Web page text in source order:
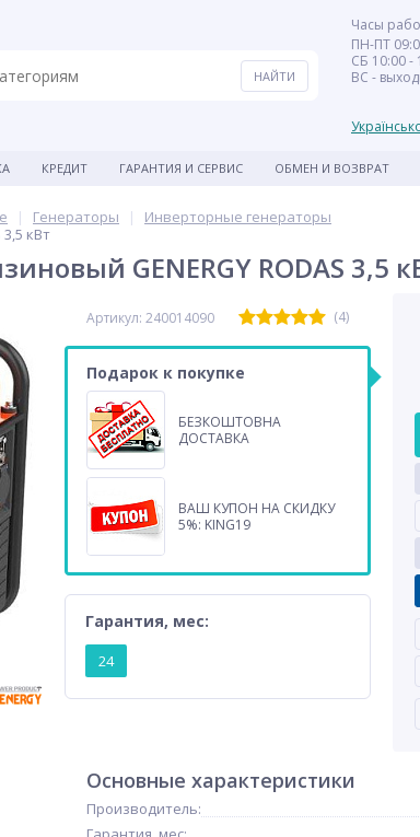
Часы
ПН-ПТ
СБ 10:00 -
ВС -
КРЕДИТ ГАРАНТИЯ И СЕРВИС ОБМЕН И ВОЗВРАТ
Генераторы
Инверторные генераторы
кВт
GENERGY RODAS 3,5
Артикул: 240014090 (4)
Подарок к покупке
БЕЗКОШТОВНА
ДОСТАВКА
ВАШ КУПОН НА СКИДКУ
5%: KING19
Гарантия, мес:
24
Основные характеристики
Производитель: